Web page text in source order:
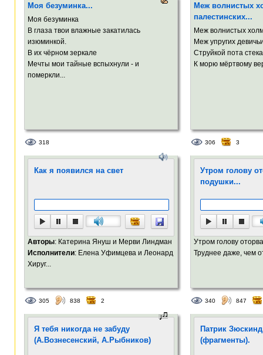
Моя безуминка...
Моя безуминка
В глаза твои влажные закатилась
изюминкой.
В их чёрном зеркале
Мечты мои тайные вспыхнули - и
померкли...
318
Меж волнистых
палестинских...
Меж волнистых
Меж упругих
Струйкой пота
К морю мёртвому
306 3
Как я появился на свет
Авторы: Катерина Януш и Мерви Линдман
Исполнители: Елена Уфимцева и Леонард
Хируг...
305 838 2
Утром голову
подушки...
Утром голову
Труднее даже, чем
340 847
Я тебя никогда не забуду
(А.Вознесенский, А.Рыбников)
Патрик
(фрагменты).